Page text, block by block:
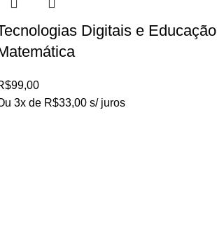
Digitais e Educação
99,00
3x de R$33,00 s/ juros